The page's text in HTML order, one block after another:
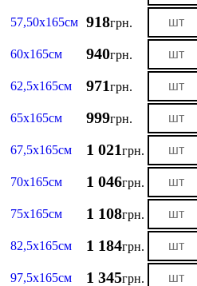
57,50х165см 918грн.
60х165см 940грн.
62,5х165см 971грн.
65х165см 999грн.
67,5х165см 1 021грн.
70х165см 1 046грн.
75х165см 1 108грн.
82,5х165см 1 184грн.
97,5х165см 1 345грн.